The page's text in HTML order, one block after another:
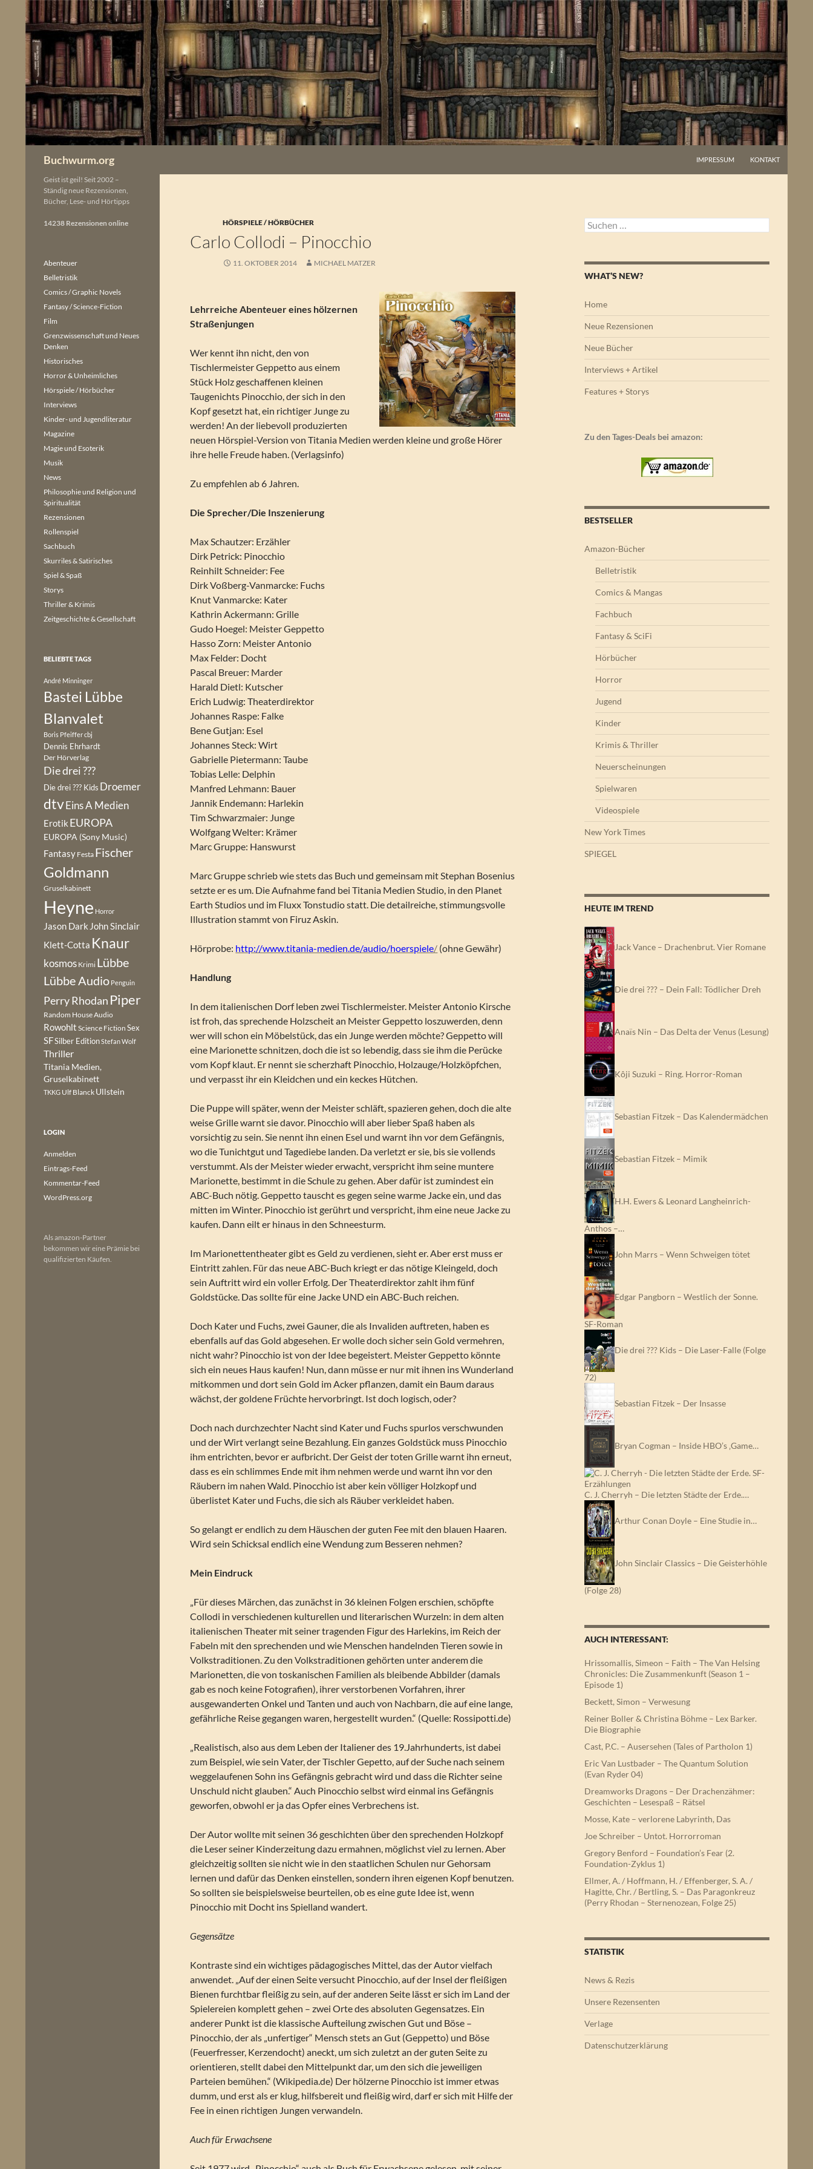
springen
Buchwurm.org IMPRESSUM KONTAKT
HÖRSPIELE / HÖRBÜCHER
Carlo Collodi – Pinocchio
11. OKTOBER 2014 MICHAEL MATZER
Lehrreiche Abenteuer eines hölzernen
Straßenjungen
Wer kennt ihn nicht, den von
Tischlermeister Geppetto aus einem
Stück Holz geschaffenen kleinen
Taugenichts Pinocchio, der sich in den
Kopf gesetzt hat, ein richtiger Junge zu
werden! An der liebevoll produzierten
neuen Hörspiel-Version von Titania Medien werden kleine und große Hörer
ihre helle Freude haben. (Verlagsinfo)
Zu empfehlen ab 6 Jahren.
Die Sprecher/Die Inszenierung
Max Schautzer: Erzähler
Dirk Petrick: Pinocchio
Reinhilt Schneider: Fee
Dirk Voßberg-Vanmarcke: Fuchs
Knut Vanmarcke: Kater
Kathrin Ackermann: Grille
Gudo Hoegel: Meister Geppetto
Hasso Zorn: Meister Antonio
Max Felder: Docht
Pascal Breuer: Marder
Harald Dietl: Kutscher
Erich Ludwig: Theaterdirektor
Johannes Raspe: Falke
Bene Gutjan: Esel
Johannes Steck: Wirt
Gabrielle Pietermann: Taube
Tobias Lelle: Delphin
Manfred Lehmann: Bauer
Jannik Endemann: Harlekin
Tim Schwarzmaier: Junge
Wolfgang Welter: Krämer
Marc Gruppe: Hanswurst
Marc Gruppe schrieb wie stets das Buch und gemeinsam mit Stephan Bosenius
setzte er es um. Die Aufnahme fand bei Titania Medien Studio, in den Planet
Earth Studios und im Fluxx Tonstudio statt. Die detailreiche, stimmungsvolle
Illustration stammt von Firuz Askin.
Hörprobe: http://www.titania-medien.de/audio/hoerspiele/ (ohne Gewähr)
Handlung
In dem italienischen Dorf leben zwei Tischlermeister. Meister Antonio Kirsche
ist froh, das sprechende Holzscheit an Meister Geppetto loszuwerden, denn
wer will schon ein Möbelstück, das ein Junge werden möchte? Geppetto will
eine Marionette schnitzen, doch die ist so lebendig, dass sie ihm die Perücke
vom Kopf klaut. Er nennt sie scherzhaft Pinocchio, Holzauge/Holzköpfchen,
und verpasst ihr ein Kleidchen und ein keckes Hütchen.
Die Puppe will später, wenn der Meister schläft, spazieren gehen, doch die alte
weise Grille warnt sie davor. Pinocchio will aber lieber Spaß haben als
vorsichtig zu sein. Sie nennt ihn einen Esel und warnt ihn vor dem Gefängnis,
wo die Tunichtgut und Tagediebe landen. Da verletzt er sie, bis sie vollends
verstummt. Als der Meister wieder erwacht, verspricht ihm seine muntere
Marionette, bestimmt in die Schule zu gehen. Aber dafür ist zumindest ein
ABC-Buch nötig. Geppetto tauscht es gegen seine warme Jacke ein, und das
mitten im Winter. Pinocchio ist gerührt und verspricht, ihm eine neue Jacke zu
kaufen. Dann eilt er hinaus in den Schneesturm.
Im Marionettentheater gibt es Geld zu verdienen, sieht er. Aber erst muss er
Eintritt zahlen. Für das neue ABC-Buch kriegt er das nötige Kleingeld, doch
sein Auftritt wird ein voller Erfolg. Der Theaterdirektor zahlt ihm fünf
Goldstücke. Das sollte für eine Jacke UND ein ABC-Buch reichen.
Doch Kater und Fuchs, zwei Gauner, die als Invaliden auftreten, haben es
ebenfalls auf das Gold abgesehen. Er wolle doch sicher sein Gold vermehren,
nicht wahr? Pinocchio ist von der Idee begeistert. Meister Geppetto könnte
sich ein neues Haus kaufen! Nun, dann müsse er nur mit ihnen ins Wunderland
mitkommen und dort sein Gold im Acker pflanzen, damit ein Baum daraus
wächst, der goldene Früchte hervorbringt. Ist doch logisch, oder?
Doch nach durchzechter Nacht sind Kater und Fuchs spurlos verschwunden
und der Wirt verlangt seine Bezahlung. Ein ganzes Goldstück muss Pinocchio
ihm entrichten, bevor er aufbricht. Der Geist der toten Grille warnt ihn erneut,
dass es ein schlimmes Ende mit ihm nehmen werde und warnt ihn vor den
Räubern im nahen Wald. Pinocchio ist aber kein völliger Holzkopf und
überlistet Kater und Fuchs, die sich als Räuber verkleidet haben.
So gelangt er endlich zu dem Häuschen der guten Fee mit den blauen Haaren.
Wird sein Schicksal endlich eine Wendung zum Besseren nehmen?
Mein Eindruck
„Für dieses Märchen, das zunächst in 36 kleinen Folgen erschien, schöpfte
Collodi in verschiedenen kulturellen und literarischen Wurzeln: in dem alten
italienischen Theater mit seiner tragenden Figur des Harlekins, im Reich der
Fabeln mit den sprechenden und wie Menschen handelnden Tieren sowie in
Volkstraditionen. Zu den Volkstraditionen gehörten unter anderem die
Marionetten, die von toskanischen Familien als bleibende Abbilder (damals
gab es noch keine Fotografien), ihrer verstorbenen Vorfahren, ihrer
ausgewanderten Onkel und Tanten und auch von Nachbarn, die auf eine lange,
gefährliche Reise gegangen waren, hergestellt wurden.“ (Quelle: Rossipotti.de)
„Realistisch, also aus dem Leben der Italiener des 19.Jahrhunderts, ist dabei
zum Beispiel, wie sein Vater, der Tischler Gepetto, auf der Suche nach seinem
weggelaufenen Sohn ins Gefängnis gebracht wird und dass die Richter seine
Unschuld nicht glauben.“ Auch Pinocchio selbst wird einmal ins Gefängnis
geworfen, obwohl er ja das Opfer eines Verbrechens ist.
Der Autor wollte mit seinen 36 geschichten über den sprechenden Holzkopf
die Leser seiner Kinderzeitung dazu ermahnen, möglichst viel zu lernen. Aber
gleichzeitig sollten sie nicht wie in den staatlichen Schulen nur Gehorsam
lernen und dafür das Denken einstellen, sondern ihren eigenen Kopf benutzen.
So sollten sie beispielsweise beurteilen, ob es eine gute Idee ist, wenn
Pinocchio mit Docht ins Spielland wandert.
Gegensätze
Kontraste sind ein wichtiges pädagogisches Mittel, das der Autor vielfach
anwendet. „Auf der einen Seite versucht Pinocchio, auf der Insel der fleißigen
Bienen furchtbar fleißig zu sein, auf der anderen Seite lässt er sich im Land der
Spielereien komplett gehen – zwei Orte des absoluten Gegensatzes. Ein
anderer Punkt ist die klassische Aufteilung zwischen Gut und Böse –
Pinocchio, der als „unfertiger“ Mensch stets an Gut (Geppetto) und Böse
(Feuerfresser, Kerzendocht) aneckt, um sich zuletzt an der guten Seite zu
orientieren, stellt dabei den Mittelpunkt dar, um den sich die jeweiligen
Parteien bemühen.“ (Wikipedia.de) Der hölzerne Pinocchio ist immer etwas
dumm, und erst als er klug, hilfsbereit und fleißig wird, darf er sich mit Hilfe der
Fee in einen richtigen Jungen verwandeln.
Auch für Erwachsene
Suchen
nach:
WHAT’S NEW?
Home
Neue Rezensionen
Neue Bücher
Interviews + Artikel
Features + Storys
Zu den Tages-Deals bei amazon:
BESTSELLER
Amazon-Bücher
Belletristik
Comics & Mangas
Fachbuch
Fantasy & SciFi
Hörbücher
Horror
Jugend
Kinder
Krimis & Thriller
Neuerscheinungen
Spielwaren
Videospiele
New York Times
SPIEGEL
HEUTE IM TREND
Jack Vance – Drachenbrut. Vier Romane
Die drei ??? – Dein Fall: Tödlicher Dreh
Anaïs Nin – Das Delta der Venus (Lesung)
Kôji Suzuki – Ring. Horror-Roman
Sebastian Fitzek – Das Kalendermädchen
Sebastian Fitzek – Mimik
H.H. Ewers & Leonard Langheinrich-
Anthos –…
John Marrs – Wenn Schweigen tötet
Edgar Pangborn – Westlich der Sonne.
SF-Roman
Die drei ??? Kids – Die Laser-Falle (Folge
72)
Sebastian Fitzek – Der Insasse
Bryan Cogman – Inside HBO’s ‚Game…
C. J. Cherryh – Die letzten Städte der Erde.…
Arthur Conan Doyle – Eine Studie in…
John Sinclair Classics – Die Geisterhöhle
(Folge 28)
AUCH INTERESSANT:
Hrissomallis, Simeon – Faith – The Van Helsing
Chronicles: Die Zusammenkunft (Season 1 –
Episode 1)
Beckett, Simon – Verwesung
Reiner Boller & Christina Böhme – Lex Barker.
Die Biographie
Cast, P.C. – Ausersehen (Tales of Partholon 1)
Eric Van Lustbader – The Quantum Solution
(Evan Ryder 04)
Dreamworks Dragons – Der Drachenzähmer:
Geschichten – Lesespaß – Rätsel
Mosse, Kate – verlorene Labyrinth, Das
Joe Schreiber – Untot. Horrorroman
Gregory Benford – Foundation’s Fear (2.
Foundation-Zyklus 1)
Ellmer, A. / Hoffmann, H. / Effenberger, S. A. /
Hagitte, Chr. / Bertling, S. – Das Paragonkreuz
(Perry Rhodan – Sternenozean, Folge 25)
STATISTIK
News & Rezis
Unsere Rezensenten
Verlage
Datenschutzerklärung
Geist ist geil! Seit 2002 –
Ständig neue Rezensionen,
Bücher, Lese- und Hörtipps
14238 Rezensionen online
Abenteuer
Belletristik
Comics / Graphic Novels
Fantasy / Science-Fiction
Film
Grenzwissenschaft und Neues
Denken
Historisches
Horror & Unheimliches
Hörspiele / Hörbücher
Interviews
Kinder- und Jugendliteratur
Magazine
Magie und Esoterik
Musik
News
Philosophie und Religion und
Spiritualität
Rezensionen
Rollenspiel
Sachbuch
Skurriles & Satirisches
Spiel & Spaß
Storys
Thriller & Krimis
Zeitgeschichte & Gesellschaft
BELIEBTE TAGS
André Minninger
Bastei Lübbe
Blanvalet
Boris Pfeiffercbj
Dennis Ehrhardt
Der Hörverlag
Die drei ???
Die drei ??? Kids Droemer
dtvEins A Medien
Erotik EUROPA
EUROPA (Sony Music)
Fantasy Festa Fischer
Goldmann
Gruselkabinett
Heyne Horror
Jason Dark John Sinclair
Klett-Cotta Knaur
kosmos Krimi Lübbe
Lübbe Audio Penguin
Perry Rhodan Piper
Random House Audio
Rowohlt Science Fiction Sex
SFSilber EditionStefan Wolf
Thriller
Titania Medien,
Gruselkabinett
TKKG Ulf Blanck Ullstein
LOGIN
Anmelden
Eintrags-Feed
Kommentar-Feed
WordPress.org
Als amazon-Partner
bekommen wir eine Prämie bei
qualifizierten Käufen.